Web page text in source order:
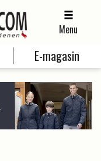
Menu
E-magasin